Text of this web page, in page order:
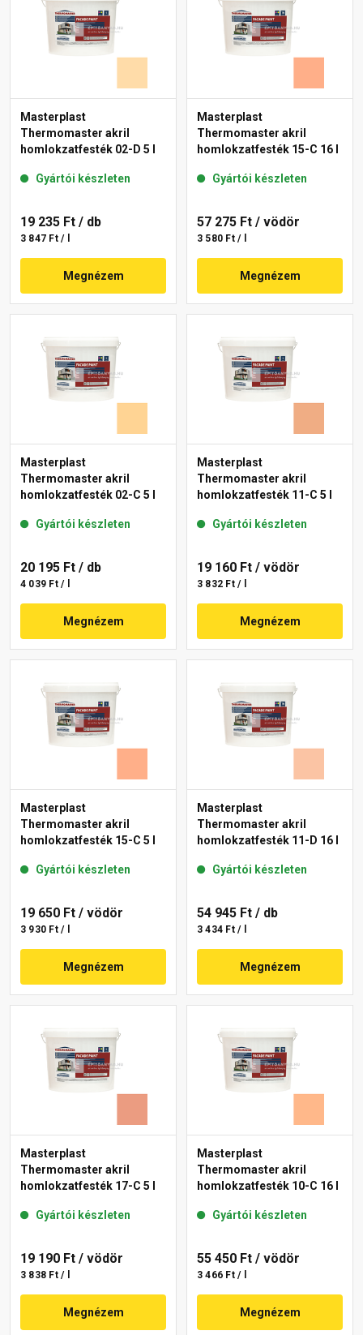
Masterplast
Thermomaster akril
homlokzatfesték 02-D 5 l
Gyártói készleten
19 235 Ft / db
3 847 Ft / l
Megnézem
Masterplast
Thermomaster akril
homlokzatfesték 15-C 16 l
Gyártói készleten
57 275 Ft / vödör
3 580 Ft / l
Megnézem
Masterplast
Thermomaster akril
homlokzatfesték 02-C 5 l
Gyártói készleten
20 195 Ft / db
4 039 Ft / l
Megnézem
Masterplast
Thermomaster akril
homlokzatfesték 11-C 5 l
Gyártói készleten
19 160 Ft / vödör
3 832 Ft / l
Megnézem
Masterplast
Thermomaster akril
homlokzatfesték 15-C 5 l
Gyártói készleten
19 650 Ft / vödör
3 930 Ft / l
Megnézem
Masterplast
Thermomaster akril
homlokzatfesték 11-D 16 l
Gyártói készleten
54 945 Ft / db
3 434 Ft / l
Megnézem
Masterplast
Thermomaster akril
homlokzatfesték 17-C 5 l
Gyártói készleten
19 190 Ft / vödör
3 838 Ft / l
Megnézem
Masterplast
Thermomaster akril
homlokzatfesték 10-C 16 l
Gyártói készleten
55 450 Ft / vödör
3 466 Ft / l
Megnézem